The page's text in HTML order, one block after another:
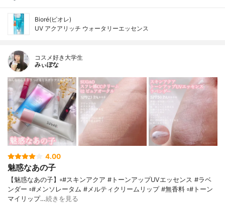
Bioré(ビオレ)
UV アクアリッチ ウォータリーエッセンス
コスメ好き大学生
みぃぽな
4.00
魅惑なあの子
【魅惑なあの子】▫️#スキンアクア #トーンアップUVエッセンス #ラベ
ンダー ▫️#メンソレータム #メルティクリームリップ #無香料 ▫️#トーン
マイリップ…続きを見る